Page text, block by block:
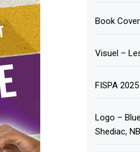
Book
Visuel –
FISPA 2025
Logo –
Shediac, NB